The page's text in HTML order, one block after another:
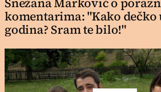
komentarima: "Kako dečko
godina? Sram te bilo!"